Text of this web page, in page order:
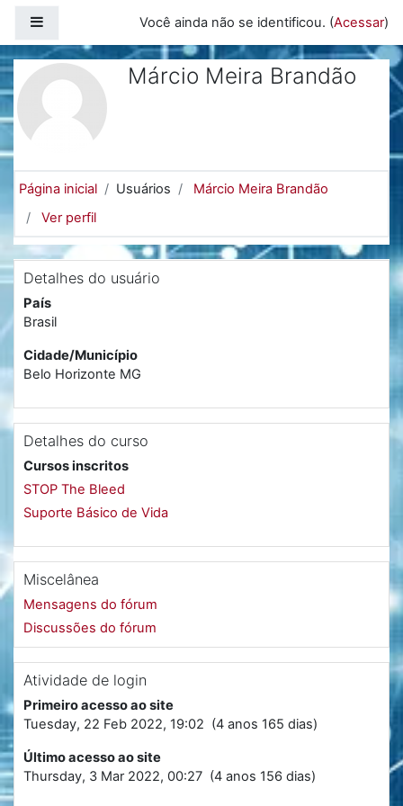
Você ainda não se identificou. (Acessar)
Márcio Meira Brandão
Página inicial Usuários
Márcio Meira Brandão
Ver perfil
Detalhes do usuário
País
Brasil
Cidade/Município
Belo Horizonte MG
Detalhes do curso
Cursos inscritos
STOP The Bleed
Suporte Básico de Vida
Miscelânea
Mensagens do fórum
Discussões do fórum
Atividade de login
Primeiro acesso ao site
Tuesday, 22 Feb 2022, 19:02 (4 anos 165 dias)
Último acesso ao site
Thursday, 3 Mar 2022, 00:27 (4 anos 156 dias)